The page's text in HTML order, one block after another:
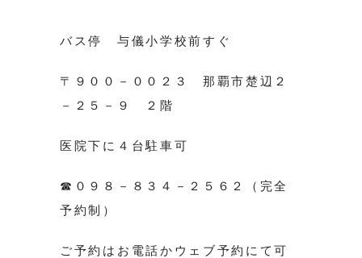
バス停 与儀小学校前すぐ
〒９００－００２３ 那覇市楚辺２
－２５－９ ２階
医院下に４台駐車可
☎０９８－８３４－２５６２（完全
予約制）
ご予約はお電話かウェブ予約にて可